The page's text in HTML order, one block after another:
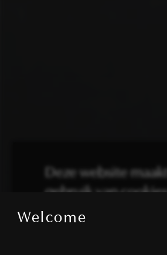
Welcome
Deze website maakt
gebruik van cookies.
We gebruiken cookies om